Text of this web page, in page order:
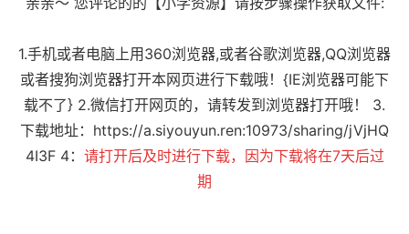
1.手机或者电脑上用360浏览器,或者谷歌浏览器,QQ浏览器
或者搜狗浏览器打开本网页进行下载哦！{IE浏览器可能下
载不了} 2.微信打开网页的，请转发到浏览器打开哦！ 3.
下载地址： https://a.siyouyun.ren:10973/sharing/jVjHQ
4I3F4： 请打开后及时进行下载，因为下载将在7天后过
期